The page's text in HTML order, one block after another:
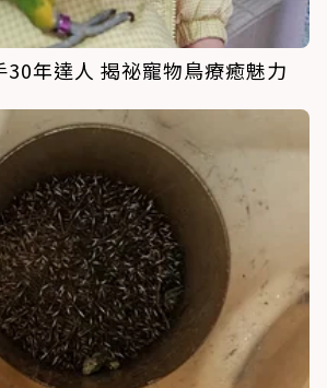
30年達人 揭祕寵物鳥療癒魅力